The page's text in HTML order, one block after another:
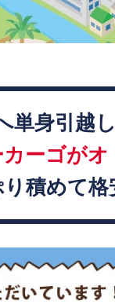
単身引越
ーゴがオ
積めて